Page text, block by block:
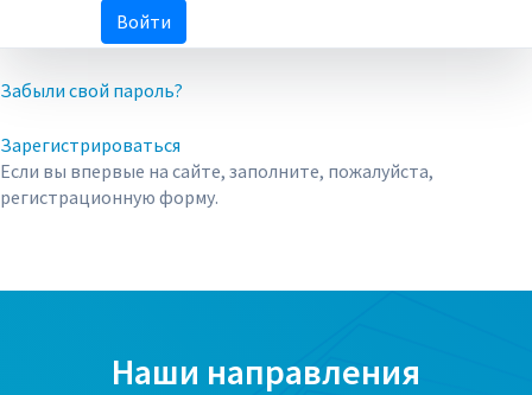
Забыли свой пароль?
Зарегистрироваться
Если вы впервые на сайте, заполните, пожалуйста,
регистрационную форму.
Наши направления